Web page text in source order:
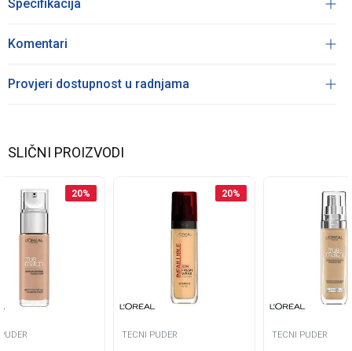
Specifikacija
Komentari
Provjeri dostupnost u radnjama
SLIČNI PROIZVODI
20% 20%
TECNI PUDER TECNI PUDER